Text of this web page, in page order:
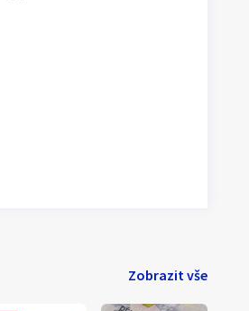
Zobrazit vše